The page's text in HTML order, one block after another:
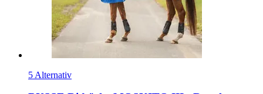
5 Alternativ